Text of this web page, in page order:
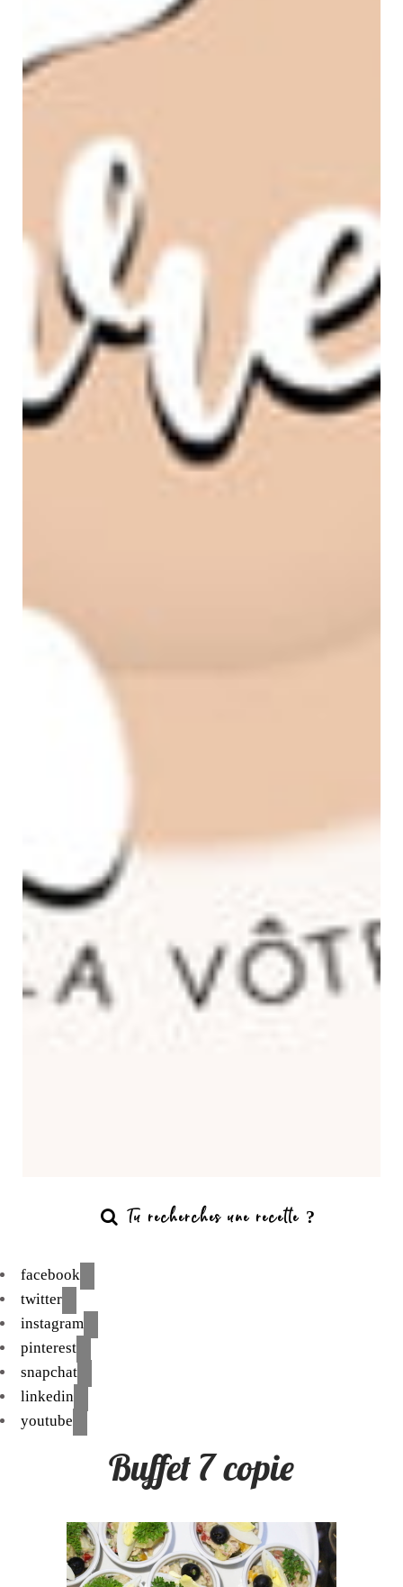
facebook
twitter
instagram
pinterest
snapchat
linkedin
youtube
Buffet 7 copie